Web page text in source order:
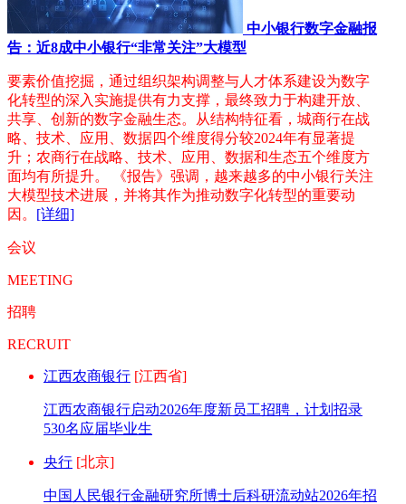
中小银行数字金融报
告：近8成中小银行“非常关注”大模型
要素价值挖掘，通过组织架构调整与人才体系建设为数字
化转型的深入实施提供有力支撑，最终致力于构建开放、
共享、创新的数字金融生态。从结构特征看，城商行在战
略、技术、应用、数据四个维度得分较2024年有显著提
升；农商行在战略、技术、应用、数据和生态五个维度方
面均有所提升。 《报告》强调，越来越多的中小银行关注
大模型技术进展，并将其作为推动数字化转型的重要动
因。 [详细]
会议
MEETING
招聘
RECRUIT
江西农商银行 [江西省]
江西农商银行启动2026年度新员工招聘，计划招录
530名应届毕业生
央行 [北京]
中国人民银行金融研究所博士后科研流动站2026年招